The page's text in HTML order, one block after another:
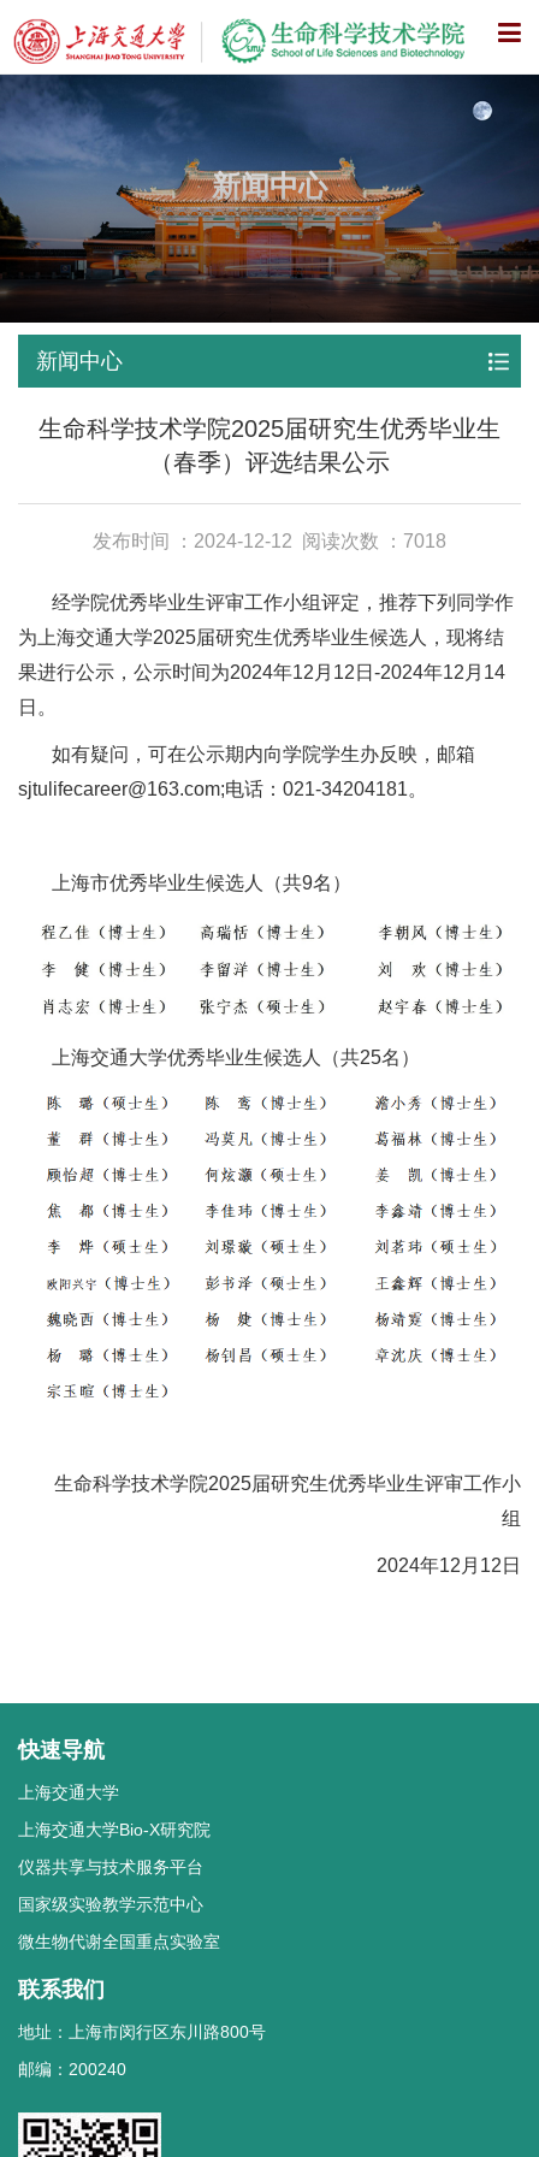
X
新闻中心
新闻中心
生命科学技术学院2025届研究生优秀毕业生
（春季）评选结果公示
发布时间 ：2024-12-12 阅读次数 ：7018
经学院优秀毕业生评审工作小组评定，推荐下列同学作
为上海交通大学2025届研究生优秀毕业生候选人，现将结
果进行公示，公示时间为2024年12月12日-2024年12月14
日。
如有疑问，可在公示期内向学院学生办反映，邮箱
sjtulifecareer@163.com;电话：021-34204181。
上海市优秀毕业生候选人（共9名）
上海交通大学优秀毕业生候选人（共25名）
生命科学技术学院2025届研究生优秀毕业生评审工作小
组
2024年12月12日
快速导航
上海交通大学
上海交通大学Bio-X研究院
仪器共享与技术服务平台
国家级实验教学示范中心
微生物代谢全国重点实验室
联系我们
地址：上海市闵行区东川路800号
邮编：200240